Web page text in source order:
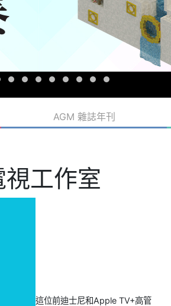
AGM 雜誌年刊
工作室
這位前迪士尼和Apple TV+高管